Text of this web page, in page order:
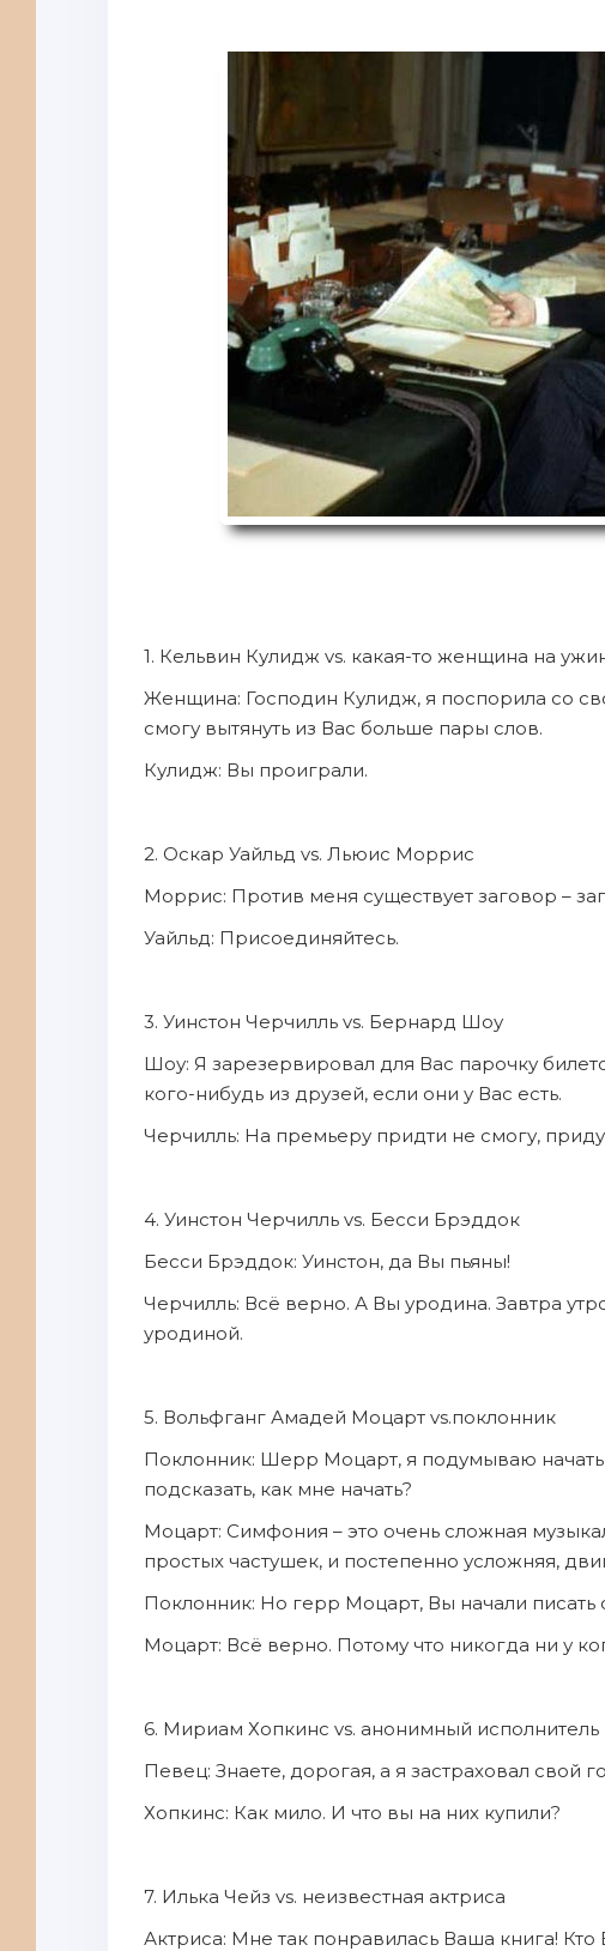
1. Кельвин Кулидж vs. какая-то женщина на
Женщина: Господин Кулидж, я поспорила со
смогу вытянуть из Вас больше пары слов.
Кулидж: Вы проиграли.
2. Оскар Уайльд vs. Льюис Моррис
Моррис: Против меня существует заговор –
Уайльд: Присоединяйтесь.
3. Уинстон Черчилль vs. Бернард Шоу
Шоу: Я зарезервировал для Вас парочку
кого-нибудь из друзей, если они у Вас есть.
Черчилль: На премьеру придти не смогу,
4. Уинстон Черчилль vs. Бесси Брэддок
Бесси Брэддок: Уинстон, да Вы пьяны!
Черчилль: Всё верно. А Вы уродина. Завтра
уродиной.
5. Вольфганг Амадей Моцарт vs.поклонник
Поклонник: Шерр Моцарт, я подумываю
подсказать, как мне начать?
Моцарт: Симфония – это очень сложная
простых частушек, и постепенно усложняя,
Поклонник: Но герр Моцарт, Вы начали писать
Моцарт: Всё верно. Потому что никогда ни у
6. Мириам Хопкинс vs. анонимный исполнитель
Певец: Знаете, дорогая, а я застраховал свой
Хопкинс: Как мило. И что вы на них купили?
7. Илька Чейз vs. неизвестная актриса
Актриса: Мне так понравилась Ваша книга! Кто